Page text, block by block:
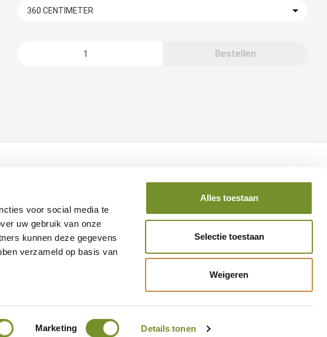
voor social media te
uw gebruik van onze
kunnen deze gegevens
verzameld op basis van
Marketing Details tonen
Alles toestaan
Selectie toestaan
Weigeren
360 CENTIMETER
Bestellen
Volg ons op social media
- Tuindeco International B.V.